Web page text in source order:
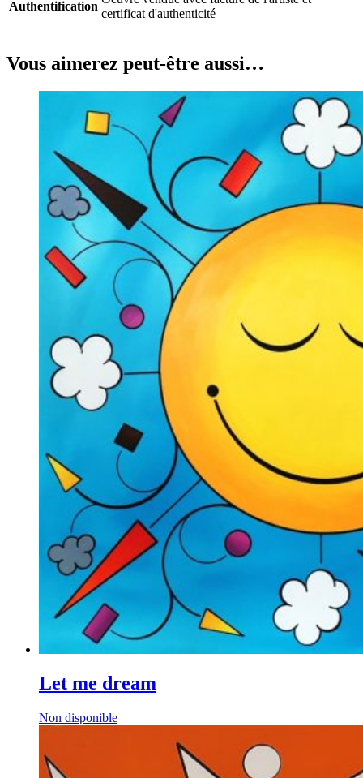
Authentification
certificat d'authenticité
Vous aimerez peut-être aussi…
Let me dream
Non disponible